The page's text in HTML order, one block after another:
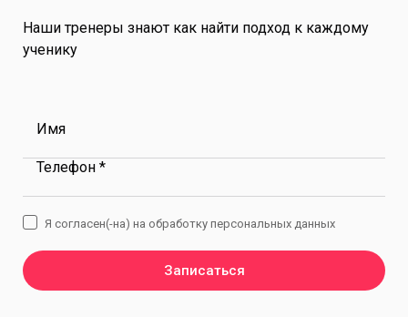
Наши тренеры знают как найти подход к каждому
ученику
Имя
Телефон *
Записаться
Я согласен(-на) на обработку персональных данных